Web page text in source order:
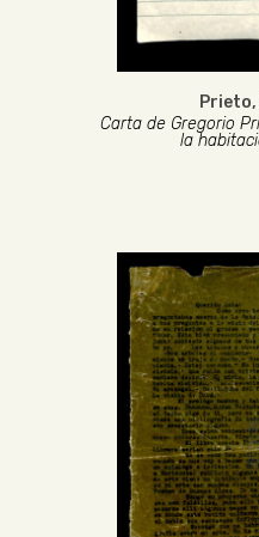
Carta de Gregorio
la